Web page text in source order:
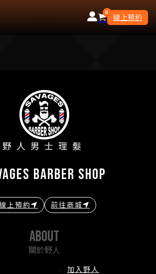
0
線上預約
野人男士理髮
barber shop
上預約 前往商城
about
關於野人
加入野人